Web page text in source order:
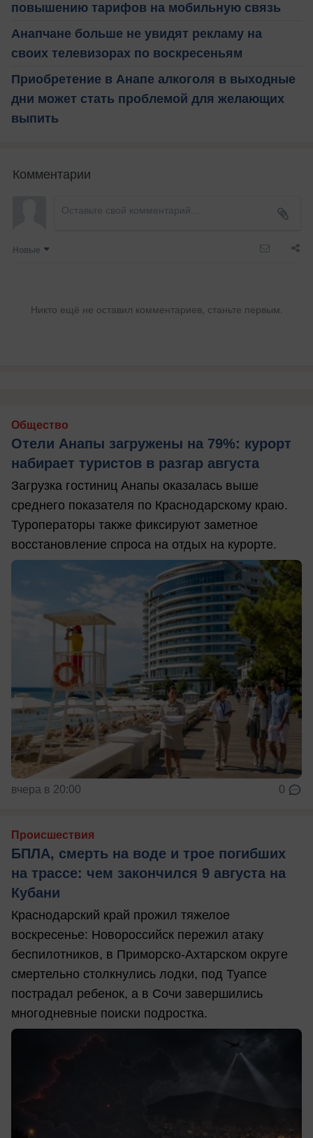
повышению тарифов на мобильную связь
Анапчане больше не увидят рекламу на
своих телевизорах по воскресеньям
Приобретение в Анапе алкоголя в выходные
дни может стать проблемой для желающих
выпить
Комментарии
Новые
Никто ещё не оставил комментариев, станьте первым.
Общество
Отели Анапы загружены на 79%: курорт
набирает туристов в разгар августа
Загрузка гостиниц Анапы оказалась выше
среднего показателя по Краснодарскому краю.
Туроператоры также фиксируют заметное
восстановление спроса на отдых на курорте.
вчера в 20:00 0
Происшествия
БПЛА, смерть на воде и трое погибших
на трассе: чем закончился 9 августа на
Кубани
Краснодарский край прожил тяжелое
воскресенье: Новороссийск пережил атаку
беспилотников, в Приморско-Ахтарском округе
смертельно столкнулись лодки, под Туапсе
пострадал ребенок, а в Сочи завершились
многодневные поиски подростка.